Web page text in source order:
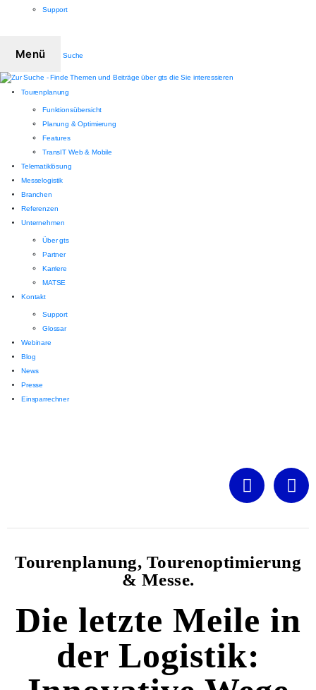
Support
Menü Suche
Tourenplanung
Funktionsübersicht
Planung & Optimierung
Features
TransIT Web & Mobile
Telematiklösung
Messelogistik
Branchen
Referenzen
Unternehmen
Über gts
Partner
Karriere
MATSE
Kontakt
Support
Glossar
Webinare
Blog
News
Presse
Einsparrechner
Tourenplanung, Tourenoptimierung
& Messe.
Die letzte Meile in
der Logistik: